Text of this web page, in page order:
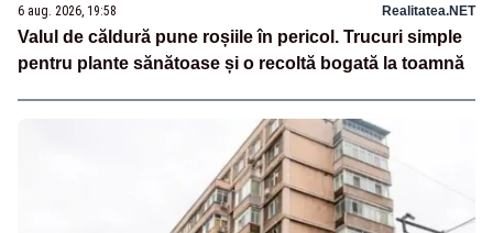
6 aug. 2026, 19:58 Realitatea.NET
Valul de căldură pune roșiile în pericol. Trucuri simple
pentru plante sănătoase și o recoltă bogată la toamnă